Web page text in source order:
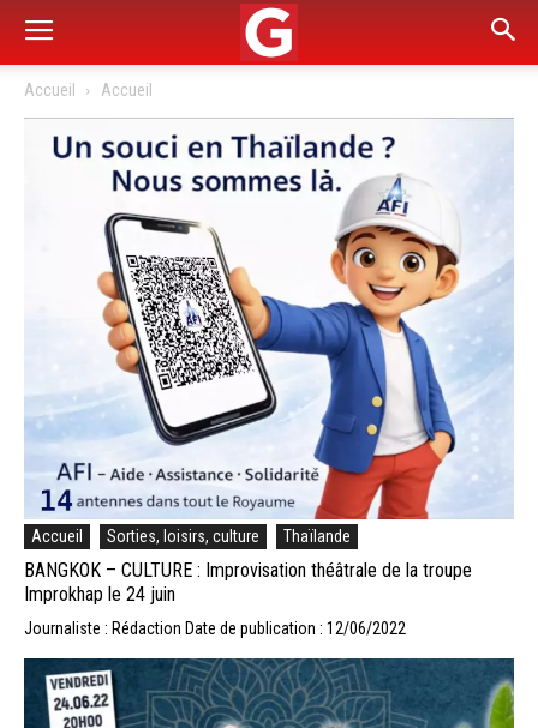
Accueil Accueil
Accueil Sorties, loisirs, culture Thaïlande
BANGKOK – CULTURE : Improvisation théâtrale de la troupe
Improkhap le 24 juin
Journaliste : Rédaction Date de publication : 12/06/2022